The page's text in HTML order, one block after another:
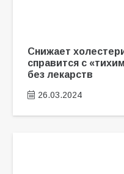
Снижает
справится с
без лекарств
26.03.2024